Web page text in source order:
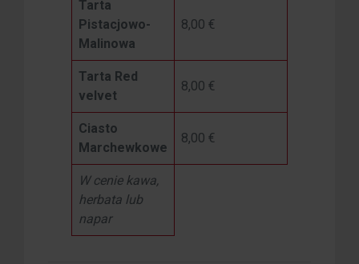
Tarta
Pistacjowo-
Malinowa
8,00 €
Tarta Red
velvet
8,00 €
Ciasto
Marchewkowe
8,00 €
W cenie kawa,
herbata lub
napar